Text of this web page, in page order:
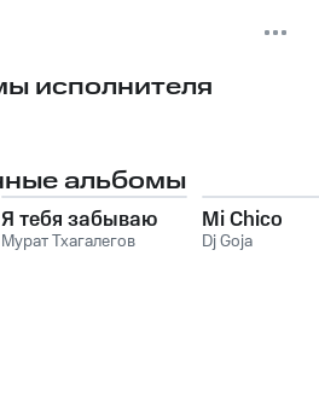
исполнителя
альбомы
Я тебя забываю
Мурат Тхагалегов
Mi Chico
Dj Goja